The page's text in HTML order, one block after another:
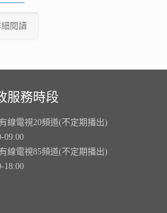
閱讀
服務時段
線電視20頻道(不定期播出)
09:00
線電視85頻道(不定期播出)
18:00